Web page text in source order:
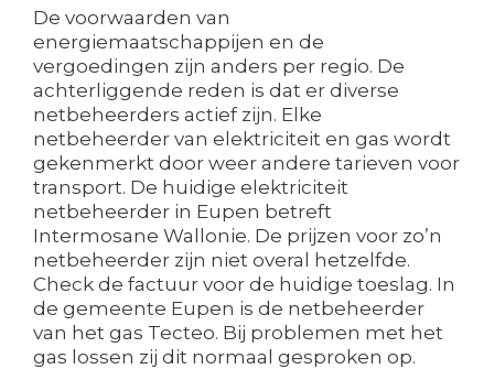
De voorwaarden van
energiemaatschappijen en de
vergoedingen zijn anders per regio. De
achterliggende reden is dat er diverse
netbeheerders actief zijn. Elke
netbeheerder van elektriciteit en gas wordt
gekenmerkt door weer andere tarieven voor
transport. De huidige elektriciteit
netbeheerder in Eupen betreft
Intermosane Wallonie. De prijzen voor zo’n
netbeheerder zijn niet overal hetzelfde.
Check de factuur voor de huidige toeslag. In
de gemeente Eupen is de netbeheerder
van het gas Tecteo. Bij problemen met het
gas lossen zij dit normaal gesproken op.